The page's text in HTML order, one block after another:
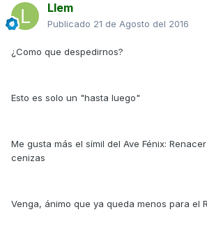
Llem
Publicado 21 de Agosto del 2016
¿Como que despedirnos?
Esto es solo un "hasta luego"
Me gusta más el símil del Ave Fénix:
cenizas
Venga, ánimo que ya queda menos para el